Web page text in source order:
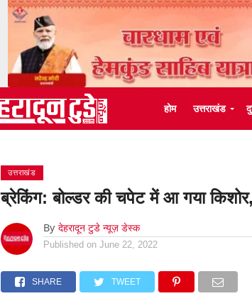
होम उत्तराखंड
उत्तराखंड
ब्रेकिंग: बोल्डर की चपेट में आ गया
By देहरादून टुडे न्यूज़ डेस्क
Published on June 22, 2022
SHARE TWEET